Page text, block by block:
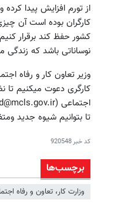
از تورم افزایش پیدا
کارگران بوده است آن
کشور حفظ کند برقرار
نوساناتی باشد که زندگی
وزیر تعاون کار و رفاه
کارگری دعوت میکنیم تا
تا بتوانیم شیوه جدید
کد خبر920548
برچسب‌ها
وزارت کار، تعاون و رفاه